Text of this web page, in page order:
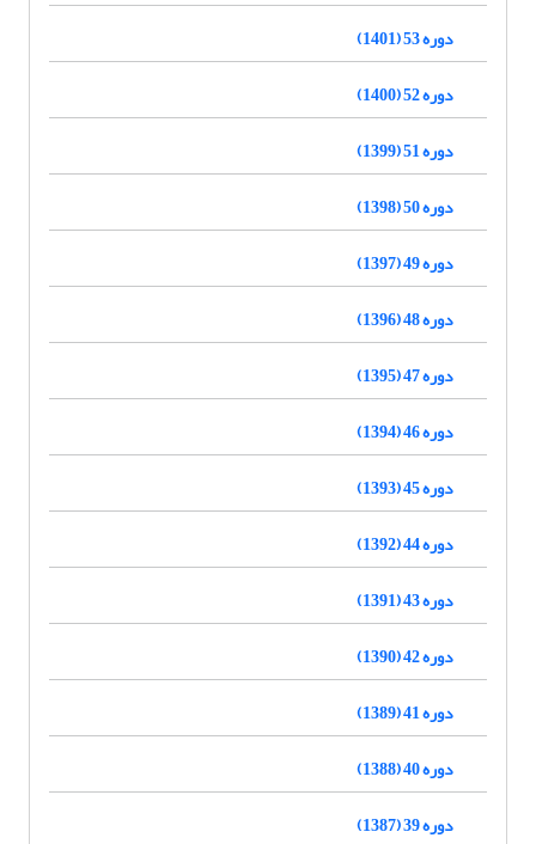
دوره 53 (1401)
دوره 52 (1400)
دوره 51 (1399)
دوره 50 (1398)
دوره 49 (1397)
دوره 48 (1396)
دوره 47 (1395)
دوره 46 (1394)
دوره 45 (1393)
دوره 44 (1392)
دوره 43 (1391)
دوره 42 (1390)
دوره 41 (1389)
دوره 40 (1388)
دوره 39 (1387)